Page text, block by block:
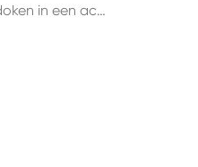
in een ac…